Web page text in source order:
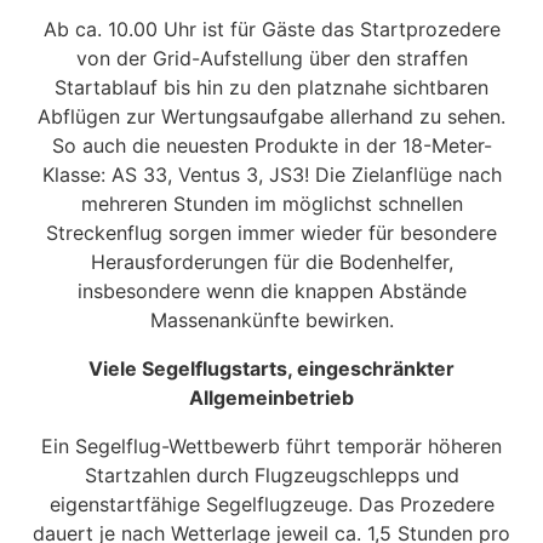
Ab ca. 10.00 Uhr ist für Gäste das Startprozedere
von der Grid-Aufstellung über den straffen
Startablauf bis hin zu den platznahe sichtbaren
Abflügen zur Wertungsaufgabe allerhand zu sehen.
So auch die neuesten Produkte in der 18-Meter-
Klasse: AS 33, Ventus 3, JS3! Die Zielanflüge nach
mehreren Stunden im möglichst schnellen
Streckenflug sorgen immer wieder für besondere
Herausforderungen für die Bodenhelfer,
insbesondere wenn die knappen Abstände
Massenankünfte bewirken.
Viele Segelflugstarts, eingeschränkter
Allgemeinbetrieb
Ein Segelflug-Wettbewerb führt temporär höheren
Startzahlen durch Flugzeugschlepps und
eigenstartfähige Segelflugzeuge. Das Prozedere
dauert je nach Wetterlage jeweil ca. 1,5 Stunden pro